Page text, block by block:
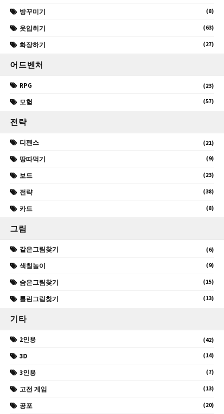
방꾸미기 (8)
옷입히기 (63)
화장하기 (27)
어드벤처
RPG (23)
모험 (57)
전략
디펜스 (21)
땅따먹기 (9)
보드 (23)
전략 (38)
카드 (8)
그림
같은그림찾기 (6)
색칠놀이 (9)
숨은그림찾기 (15)
틀린그림찾기 (13)
기타
2인용 (42)
3D (14)
3인용 (7)
고전 게임 (13)
공포 (20)